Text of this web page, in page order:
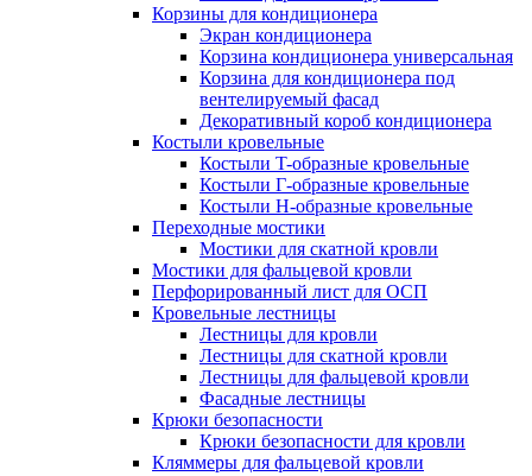
Корзины для кондиционера
Экран кондиционера
Корзина кондиционера универсальная
Корзина для кондиционера под
вентелируемый фасад
Декоративный короб кондиционера
Костыли кровельные
Костыли T-образные кровельные
Костыли Г-образные кровельные
Костыли Н-образные кровельные
Переходные мостики
Мостики для скатной кровли
Мостики для фальцевой кровли
Перфорированный лист для ОСП
Кровельные лестницы
Лестницы для кровли
Лестницы для скатной кровли
Лестницы для фальцевой кровли
Фасадные лестницы
Крюки безопасности
Крюки безопасности для кровли
Кляммеры для фальцевой кровли